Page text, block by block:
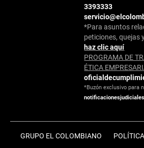
3393333
*Para asuntos
peticiones, quejas
haz clic aquí
PROGRAMA DE
ÉTICA
*Buzón exclusivo para
GRUPO EL COLOMBIANO